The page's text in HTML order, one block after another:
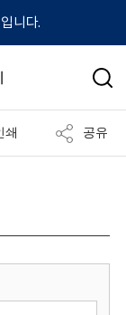
니다.
검
쇄 공유